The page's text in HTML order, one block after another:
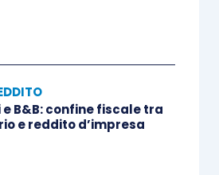
dal possesso (in capo alla
di fabbricati (o porzioni di
abitazione (ovvero
artigianali) è determinato,
37, comma 4-bis, Tuir
ammontare tra:
B&B: confine fiscale tra
e reddito d’impresa